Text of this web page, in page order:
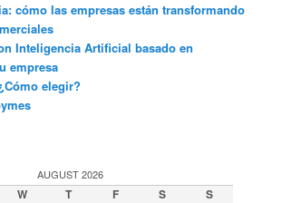
cómo las empresas están transformando
Inteligencia Artificial basado en
empresa
elegir?
AUGUST 2026
W T F S S